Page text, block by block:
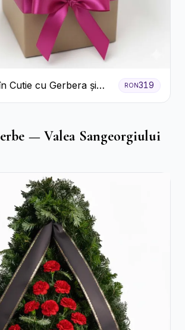
Cutie cu Gerbera și
RON319
— Valea Sangeorgiului